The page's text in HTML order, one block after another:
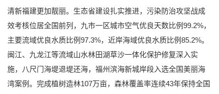
清新福建更加靓丽。生态省建设扎实推进，污染防治攻坚战成
效考核位居全国前列，九市一区城市空气优良天数比例99.2%，
主要流域优良水质比例97.3%，近岸海域优良水质比例85.2%。
闽江、九龙江等流域山水林田湖草沙一体化保护修复深入实
施，八尺门海堤退堤还海，福州滨海新城岸段入选全国美丽海
湾案例。完成植树造林107万亩，森林覆盖率连续43年保持全国